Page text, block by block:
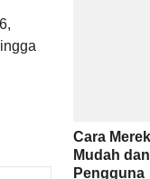
Cara
Mudah
Pengguna